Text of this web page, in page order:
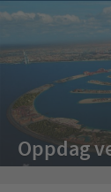
Oppdag